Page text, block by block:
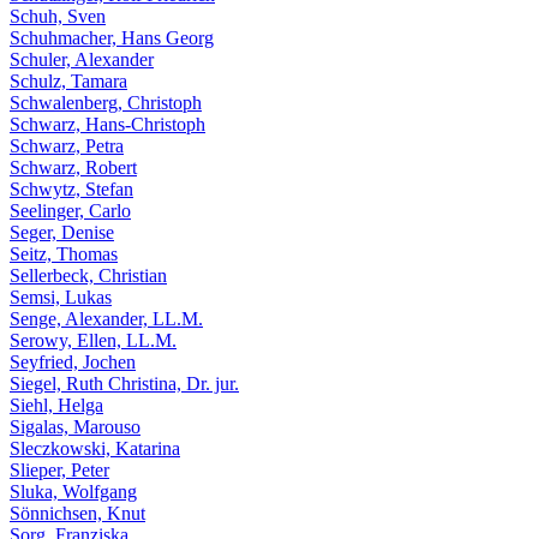
Schuh, Sven
Schuhmacher, Hans Georg
Schuler, Alexander
Schulz, Tamara
Schwalenberg, Christoph
Schwarz, Hans-Christoph
Schwarz, Petra
Schwarz, Robert
Schwytz, Stefan
Seelinger, Carlo
Seger, Denise
Seitz, Thomas
Sellerbeck, Christian
Semsi, Lukas
Senge, Alexander, LL.M.
Serowy, Ellen, LL.M.
Seyfried, Jochen
Siegel, Ruth Christina, Dr. jur.
Siehl, Helga
Sigalas, Marouso
Sleczkowski, Katarina
Slieper, Peter
Sluka, Wolfgang
Sönnichsen, Knut
Sorg, Franziska